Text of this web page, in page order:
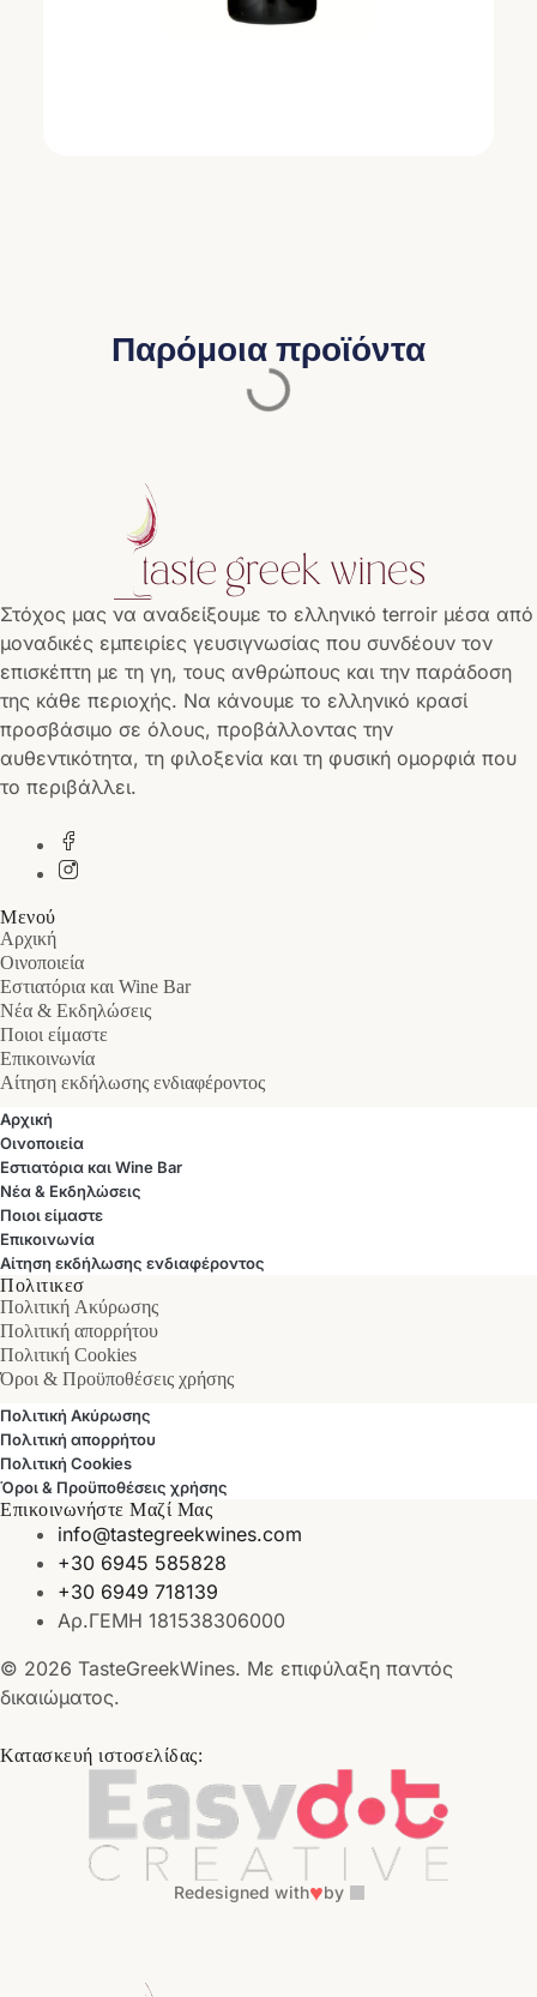
Παρόμοια προϊόντα
Στόχος μας να αναδείξουμε το ελληνικό terroir μέσα από
μοναδικές εμπειρίες γευσιγνωσίας που συνδέουν τον
επισκέπτη με τη γη, τους ανθρώπους και την παράδοση
της κάθε περιοχής. Να κάνουμε το ελληνικό κρασί
προσβάσιμο σε όλους, προβάλλοντας την
αυθεντικότητα, τη φιλοξενία και τη φυσική ομορφιά που
το περιβάλλει.
Μενού
Αρχική
Οινοποιεία
Εστιατόρια και Wine Bar
Νέα & Εκδηλώσεις
Ποιοι είμαστε
Επικοινωνία
Αίτηση εκδήλωσης ενδιαφέροντος
Αρχική
Οινοποιεία
Εστιατόρια και Wine Bar
Νέα & Εκδηλώσεις
Ποιοι είμαστε
Επικοινωνία
Αίτηση εκδήλωσης ενδιαφέροντος
Πολιτικεσ
Πολιτική Ακύρωσης
Πολιτική απορρήτου
Πολιτική Cookies
Όροι & Προϋποθέσεις χρήσης
Πολιτική Ακύρωσης
Πολιτική απορρήτου
Πολιτική Cookies
Όροι & Προϋποθέσεις χρήσης
Επικοινωνήστε Μαζί Μας
info@tastegreekwines.com
+30 6945 585828
+30 6949 718139
Αρ.ΓΕΜΗ 181538306000
© 2026 TasteGreekWines. Με επιφύλαξη παντός
δικαιώματος.
Κατασκευή ιστοσελίδας:
Redesigned with♥by